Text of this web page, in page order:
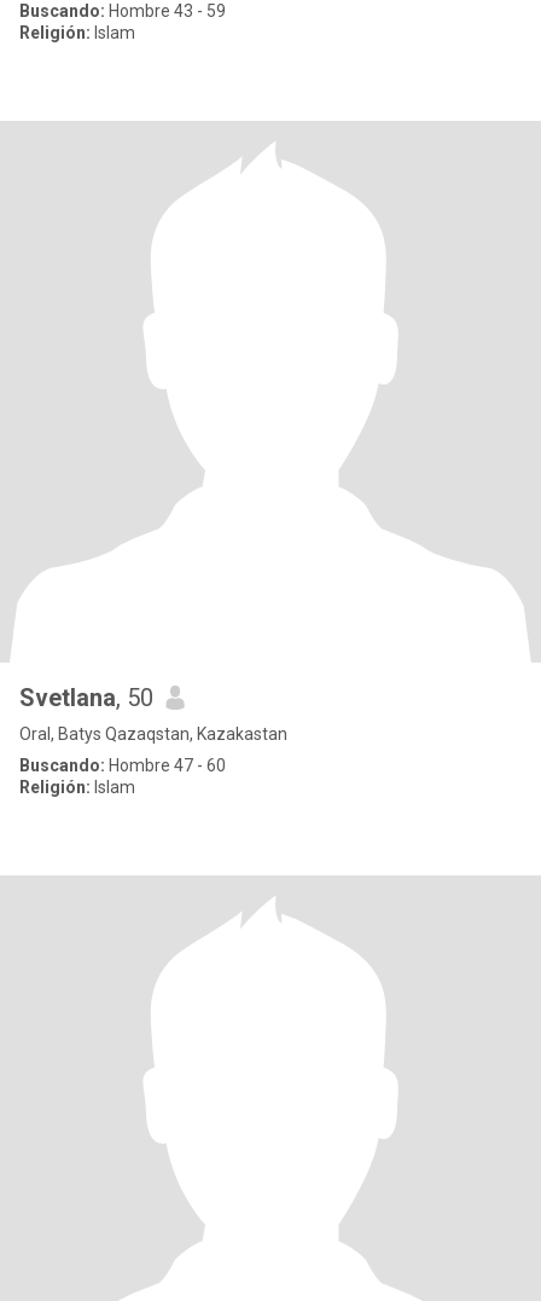
Buscando: Hombre 43 - 59
Religión: Islam
Svetlana, 50
Oral, Batys Qazaqstan, Kazakastan
Buscando: Hombre 47 - 60
Religión: Islam